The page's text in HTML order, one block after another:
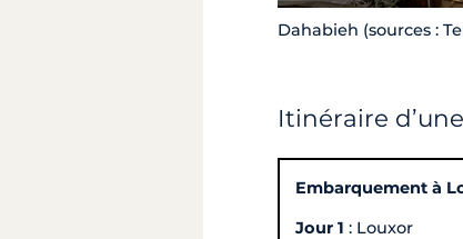
Dahabieh (sources :
Itinéraire
Embarquement à
Jour 1 : Louxor